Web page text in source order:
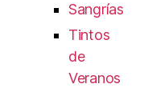
Sangrías
Tintos
de
Veranos